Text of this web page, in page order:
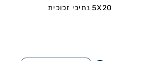
5X20 נתיכי זכוכית